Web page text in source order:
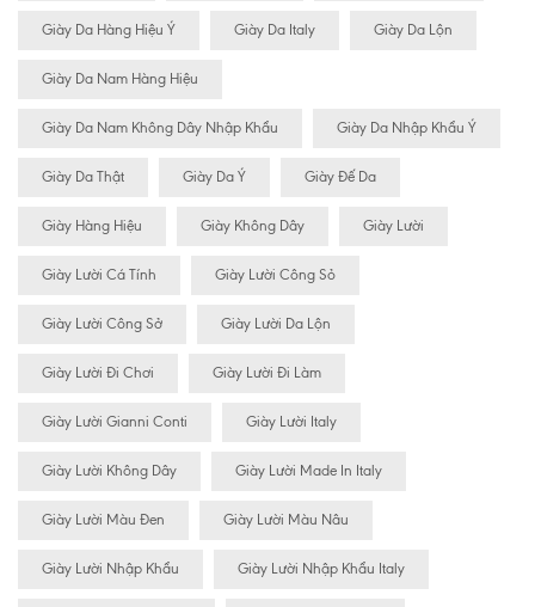
Giày Da Hàng Hiệu Ý Giày Da Italy Giày Da Lộn
Giày Da Nam Hàng Hiệu
Giày Da Nam Không Dây Nhập Khẩu Giày Da Nhập Khẩu Ý
Giày Da Thật Giày Da Ý Giày Đế Da
Giày Hàng Hiệu Giày Không Dây Giày Lười
Giày Lười Cá Tính Giày Lười Công Sỏ
Giày Lười Công Sở Giày Lười Da Lộn
Giày Lười Đi Chơi Giày Lười Đi Làm
Giày Lười Gianni Conti Giày Lười Italy
Giày Lười Không Dây Giày Lười Made In Italy
Giày Lười Màu Đen Giày Lười Màu Nâu
Giày Lười Nhập Khẩu Giày Lười Nhập Khẩu Italy